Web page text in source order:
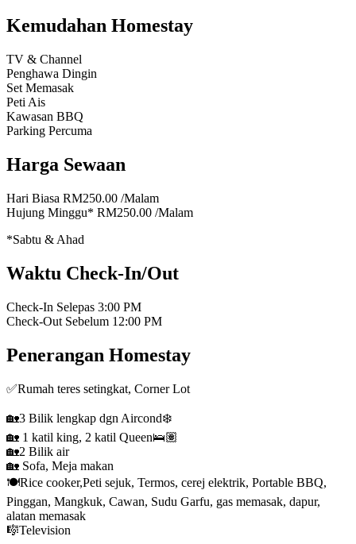
Kemudahan Homestay
TV & Channel
Penghawa Dingin
Set Memasak
Peti Ais
Kawasan BBQ
Parking Percuma
Harga Sewaan
Hari Biasa RM250.00 /Malam
Hujung Minggu* RM250.00 /Malam
*Sabtu & Ahad
Waktu Check-In/Out
Check-In Selepas 3:00 PM
Check-Out Sebelum 12:00 PM
Penerangan Homestay
✅Rumah teres setingkat, Corner Lot
🏡3 Bilik lengkap dgn Aircond❄️
🏡 1 katil king, 2 katil Queen🛌🏽
🏡2 Bilik air
🏡 Sofa, Meja makan
🍽️Rice cooker,Peti sejuk, Termos, cerej elektrik, Portable BBQ,
Pinggan, Mangkuk, Cawan, Sudu Garfu, gas memasak, dapur,
alatan memasak
🎼Television